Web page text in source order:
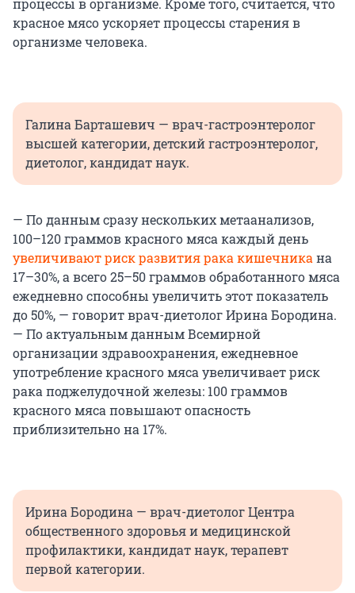
процессы в организме. Кроме того, считается, что
красное мясо ускоряет процессы старения в
организме человека.
Галина Барташевич — врач-гастроэнтеролог
высшей категории, детский гастроэнтеролог,
диетолог, кандидат наук.
— По данным сразу нескольких метаанализов,
100–120 граммов красного мяса каждый день
увеличивают риск развития рака кишечникана
17–30%, а всего 25–50 граммов обработанного мяса
ежедневно способны увеличить этот показатель
до 50%, — говорит врач-диетолог Ирина Бородина.
— По актуальным данным Всемирной
организации здравоохранения, ежедневное
употребление красного мяса увеличивает риск
рака поджелудочной железы: 100 граммов
красного мяса повышают опасность
приблизительно на 17%.
Ирина Бородина — врач-диетолог Центра
общественного здоровья и медицинской
профилактики, кандидат наук, терапевт
первой категории.